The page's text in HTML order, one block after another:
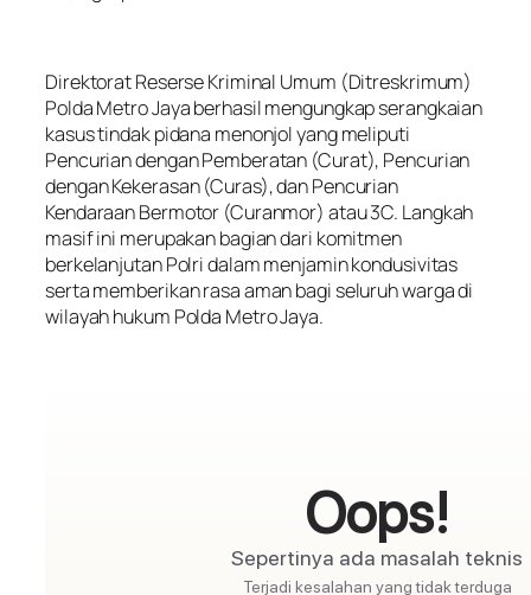
Direktorat Reserse Kriminal Umum (Ditreskrimum)
Polda Metro Jaya berhasil mengungkap serangkaian
kasus tindak pidana menonjol yang meliputi
Pencurian dengan Pemberatan (Curat), Pencurian
dengan Kekerasan (Curas), dan Pencurian
Kendaraan Bermotor (Curanmor) atau 3C. Langkah
masif ini merupakan bagian dari komitmen
berkelanjutan Polri dalam menjamin kondusivitas
serta memberikan rasa aman bagi seluruh warga di
wilayah hukum Polda Metro Jaya.